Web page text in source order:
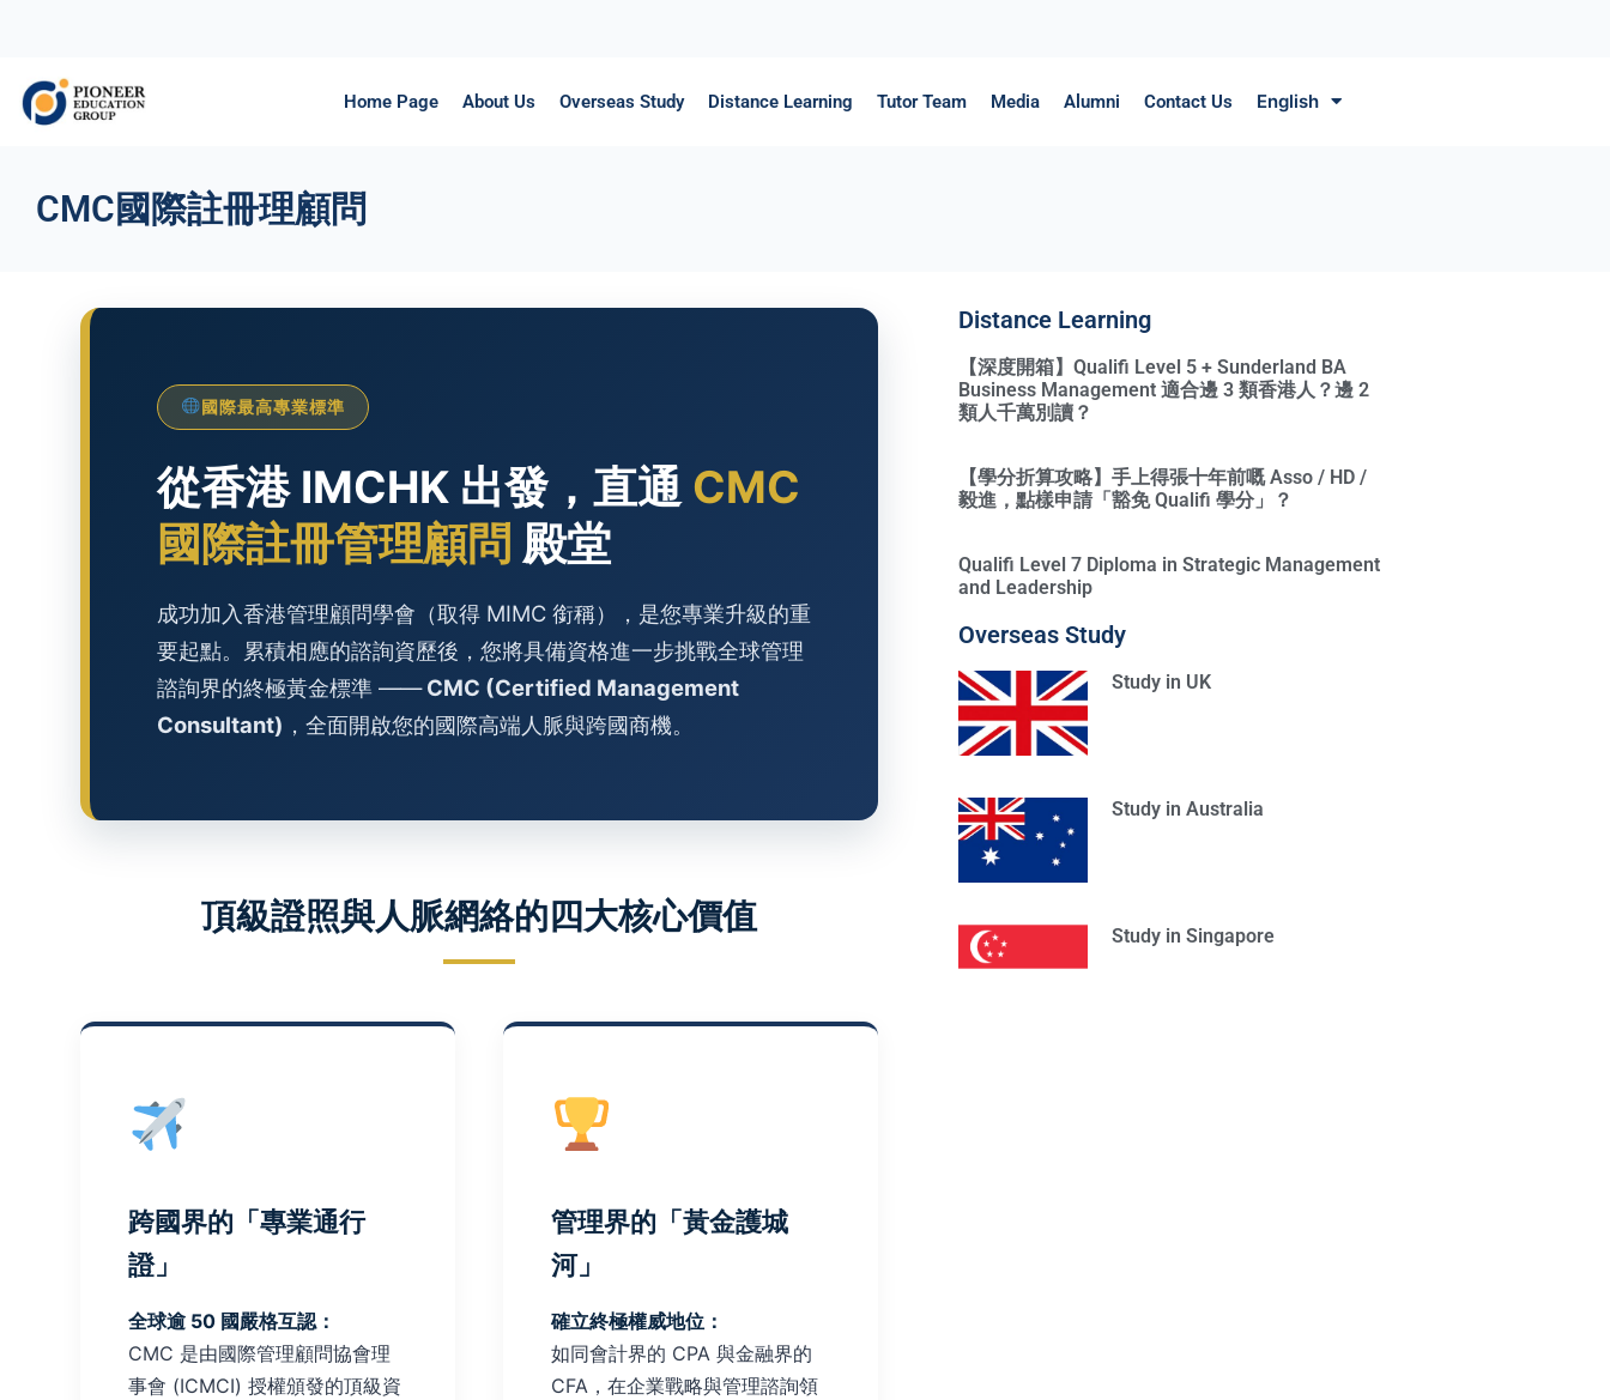
Home Page About Us Overseas Study Distance Learning Tutor Team Media Alumni Contact Us English
CMC國際註冊理顧問
國際最高專業標準
從香港 IMCHK 出發，直通 CMC
國際註冊管理顧問 殿堂
成功加入香港管理顧問學會（取得 MIMC 銜稱），是您專業升級的重
要起點。累積相應的諮詢資歷後，您將具備資格進一步挑戰全球管理
諮詢界的終極黃金標準 ——CMC (Certified Management
Consultant) ，全面開啟您的國際高端人脈與跨國商機。
頂級證照與人脈網絡的四大核心價值
跨國界的「專業通行
證」
全球逾 50 國嚴格互認：
CMC 是由國際管理顧問協會理
事會 (ICMCI) 授權頒發的頂級資
管理界的「黃金護城
河」
確立終極權威地位：
如同會計界的 CPA 與金融界的
CFA，在企業戰略與管理諮詢領
Distance Learning
【深度開箱】Qualifi Level 5 + Sunderland BA
Business Management 適合邊 3 類香港人？邊 2
類人千萬別讀？
【學分折算攻略】手上得張十年前嘅 Asso / HD /
毅進，點樣申請「豁免 Qualifi 學分」？
Qualifi Level 7 Diploma in Strategic Management
and Leadership
Overseas Study
Study in UK
Study in Australia
Study in Singapore